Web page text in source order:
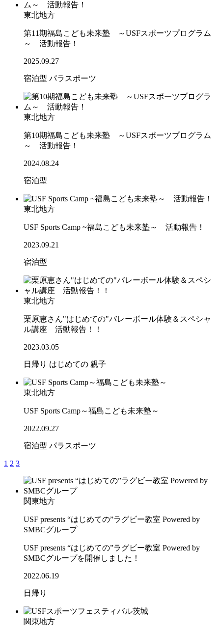
東北地方
第11期福島こども未来塾 ～USFスポーツプログラム
～ 活動報告！
2025.09.27
宿泊型 パラスポーツ
東北地方
第10期福島こども未来塾 ～USFスポーツプログラム
～ 活動報告！
2024.08.24
宿泊型
東北地方
USF Sports Camp ~福島こども未来塾～ 活動報告！
2023.09.21
宿泊型
東北地方
栗原恵さん"はじめての"バレーボール体験＆スペシャ
ル講座 活動報告！！
2023.03.05
日帰り はじめての 親子
東北地方
USF Sports Camp～福島こども未来塾～
2022.09.27
宿泊型 パラスポーツ
1 2 3
関東地方
USF presents “はじめての”ラグビー教室 Powered by
SMBCグループ
USF presents “はじめての”ラグビー教室 Powered by
SMBCグループを開催しました！
2022.06.19
日帰り
関東地方